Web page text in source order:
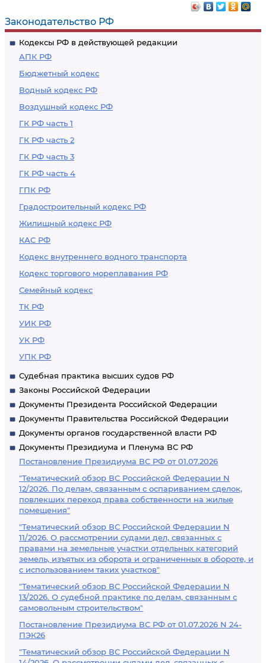
Законодательство РФ
Кодексы РФ в действующей редакции
АПК РФ
Бюджетный кодекс
Водный кодекс РФ
Воздушный кодекс РФ
ГК РФ часть 1
ГК РФ часть 2
ГК РФ часть 3
ГК РФ часть 4
ГПК РФ
Градостроительный кодекс РФ
Жилищный кодекс РФ
КАС РФ
Кодекс внутреннего водного транспорта
Кодекс торгового мореплавания РФ
Семейный кодекс
ТК РФ
УИК РФ
УК РФ
УПК РФ
Судебная практика высших судов РФ
Законы Российской Федерации
Документы Президента Российской Федерации
Документы Правительства Российской Федерации
Документы органов государственной власти РФ
Документы Президиума и Пленума ВС РФ
Постановление Президиума ВС РФ от 01.07.2026
"Тематический обзор ВС Российской Федерации N
12/2026. По делам, связанным с оспариванием сделок,
повлекших переход права собственности на жилые
помещения"
"Тематический обзор ВС Российской Федерации N
11/2026. О рассмотрении судами дел, связанных с
правами на земельные участки отдельных категорий
земель, изъятых из оборота и ограниченных в обороте, и
с использованием таких участков"
"Тематический обзор ВС Российской Федерации N
13/2026. О судебной практике по делам, связанным с
самовольным строительством"
Постановление Президиума ВС РФ от 01.07.2026 N 24-
ПЭК26
"Тематический обзор ВС Российской Федерации N